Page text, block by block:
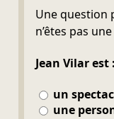
Une question
n’êtes pas
Jean Vilar est :
un
une
Ne pas